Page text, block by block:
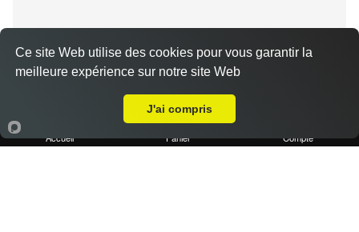
Accueil Panier Compte
Ce site Web utilise des cookies pour vous garantir la
meilleure expérience sur notre site Web
J'ai compris